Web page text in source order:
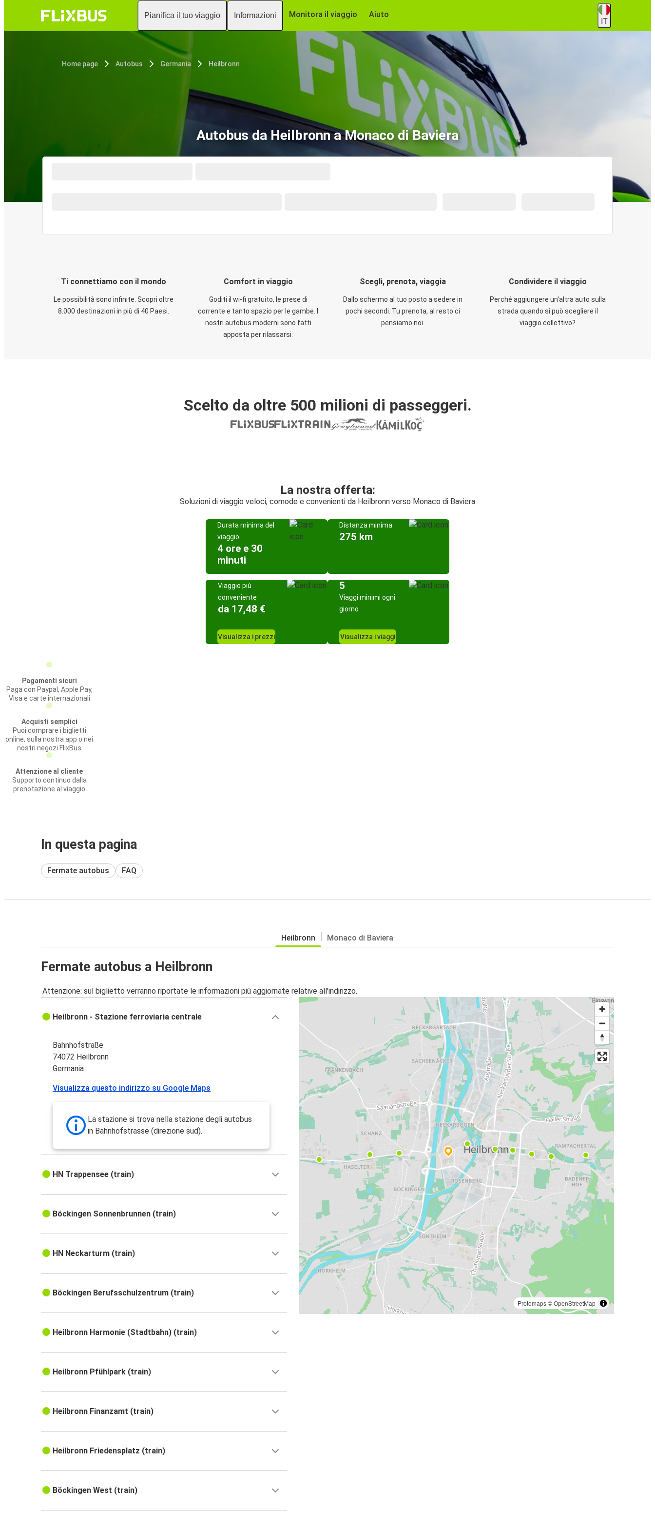
Pianifica il tuo viaggio Informazioni Monitora il viaggio Aiuto
IT
Home page Autobus Germania Heilbronn
Autobus da Heilbronn a Monaco di Baviera
Ti connettiamo con il mondo
Le possibilità sono infinite. Scopri oltre
8.000 destinazioni in più di 40 Paesi.
Comfort in viaggio
Goditi il wi-fi gratuito, le prese di
corrente e tanto spazio per le gambe. I
nostri autobus moderni sono fatti
apposta per rilassarsi.
Scegli, prenota, viaggia
Dallo schermo al tuo posto a sedere in
pochi secondi. Tu prenota, al resto ci
pensiamo noi.
Condividere il viaggio
Perché aggiungere un'altra auto sulla
strada quando si può scegliere il
viaggio collettivo?
Scelto da oltre 500 milioni di passeggeri.
La nostra offerta:
Soluzioni di viaggio veloci, comode e convenienti da Heilbronn verso Monaco di Baviera
Durata minima del
viaggio
4 ore e 30
minuti
Distanza minima
275 km
Viaggio più
conveniente
da 17,48 €
Visualizza i prezzi
5
Viaggi minimi ogni
giorno
Visualizza i viaggi
Pagamenti sicuri
Paga con Paypal, Apple Pay,
Visa e carte internazionali
Acquisti semplici
Puoi comprare i biglietti
online, sulla nostra app o nei
nostri negozi FlixBus
Attenzione al cliente
Supporto continuo dalla
prenotazione al viaggio
In questa pagina
Fermate autobus FAQ
Heilbronn Monaco di Baviera
Fermate autobus a Heilbronn
Attenzione: sul biglietto verranno riportate le informazioni più aggiornate relative all'indirizzo.
Protomaps©OpenStreetMap
Heilbronn - Stazione ferroviaria centrale
Bahnhofstraße
74072 Heilbronn
Germania
Visualizza questo indirizzo su Google Maps
La stazione si trova nella stazione degli autobus
in Bahnhofstrasse (direzione sud).
HN Trappensee (train)
Böckingen Sonnenbrunnen (train)
HN Neckarturm (train)
Böckingen Berufsschulzentrum (train)
Heilbronn Harmonie (Stadtbahn) (train)
Heilbronn Pfühlpark (train)
Heilbronn Finanzamt (train)
Heilbronn Friedensplatz (train)
Böckingen West (train)